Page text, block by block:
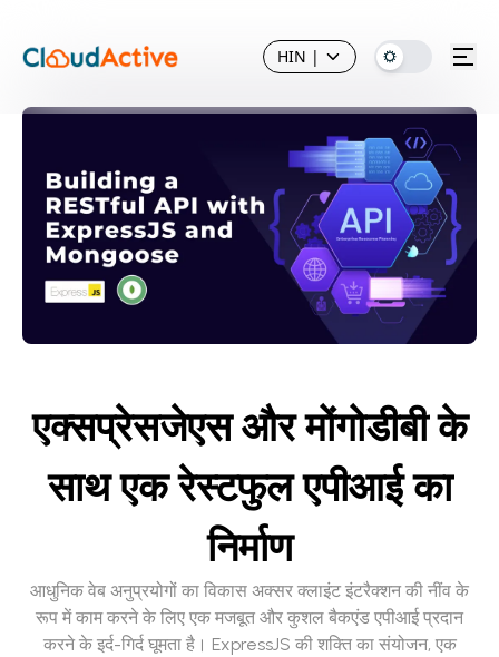
HIN |
एक्सप्रेसजेएस और मोंगोडीबी के
साथ एक रेस्टफुल एपीआई का
निर्माण
आधुनिक वेब अनुप्रयोगों का विकास अक्सर क्लाइंट इंटरैक्शन की नींव के
रूप में काम करने के लिए एक मजबूत और कुशल बैकएंड एपीआई प्रदान
करने के इर्द-गिर्द घूमता है। ExpressJS की शक्ति का संयोजन, एक